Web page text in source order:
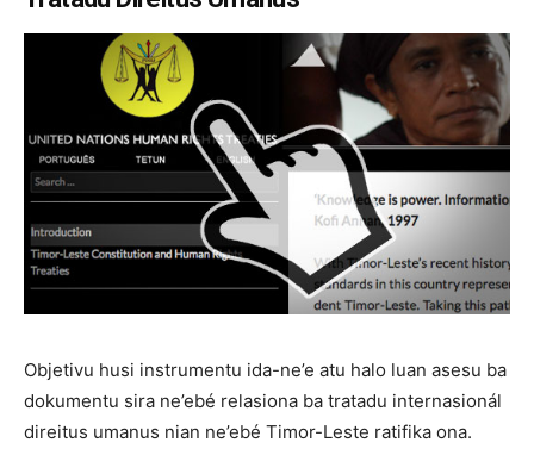
Objetivu husi instrumentu ida-ne’e atu halo luan asesu ba
dokumentu sira ne’ebé relasiona ba tratadu internasionál
direitus umanus nian ne’ebé Timor-Leste ratifika ona.